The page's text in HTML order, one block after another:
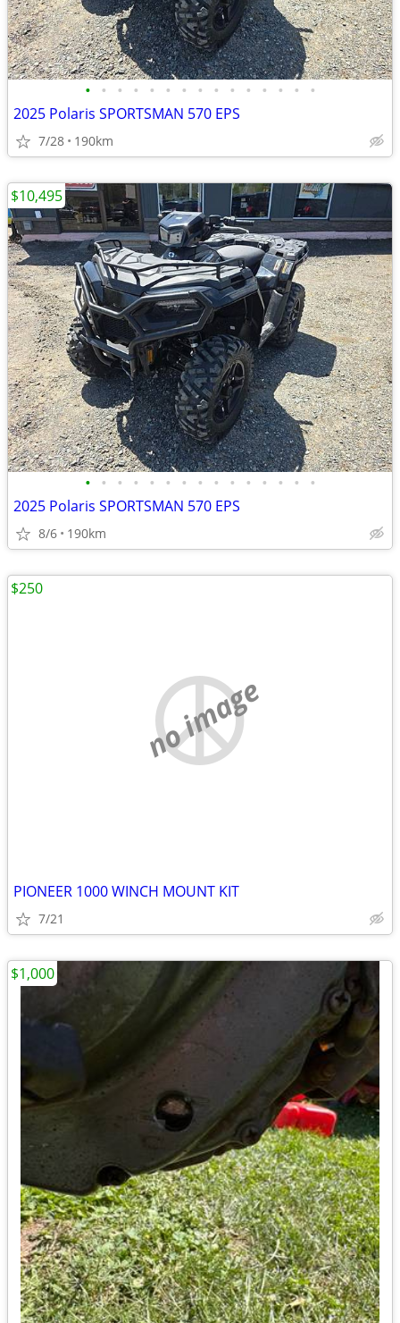
• • • • • • • • • • • • • • •
2025 Polaris SPORTSMAN 570 EPS
7/28 190km
• • • • • • • • • • • • • • •
2025 Polaris SPORTSMAN 570 EPS
8/6 190km
$10,495
no image
PIONEER 1000 WINCH MOUNT KIT
7/21
$250
$1,000